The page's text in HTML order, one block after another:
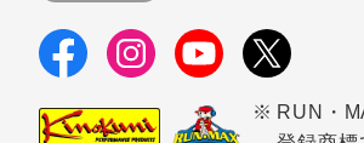
RUN・